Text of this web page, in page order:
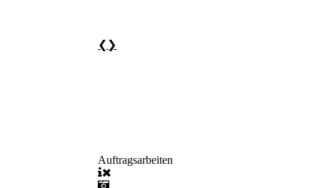
❮ ❯
Auftragsarbeiten